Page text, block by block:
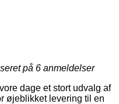
på 6 anmeldelser
dage et stort udvalg af
øjeblikket levering til en